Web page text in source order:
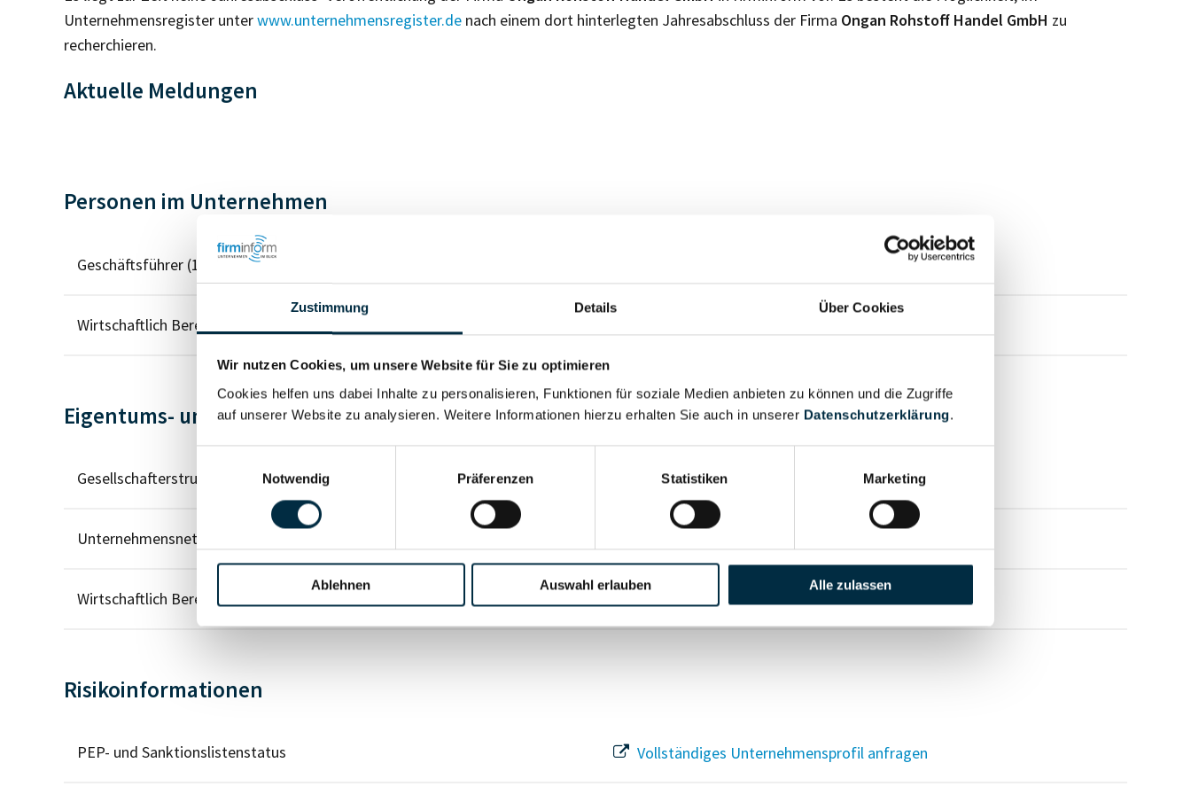
Zustimmung Details Über Cookies
Wir nutzen Cookies, um unsere Website für Sie zu optimieren
Cookies helfen uns dabei Inhalte zu personalisieren, Funktionen für soziale Medien anbieten zu können und die Zugriffe
auf unserer Website zu analysieren. Weitere Informationen hierzu erhalten Sie auch in unserer Datenschutzerklärung.
Notwendig
Präferenzen Statistiken Marketing
Ablehnen Auswahl erlauben Alle zulassen
Unternehmensregister unterwww.unternehmensregister.de nach einem dort hinterlegten Jahresabschluss der Firma Ongan Rohstoff Handel GmbH zu
recherchieren.
Aktuelle Meldungen
Personen im Unternehmen
Geschäftsführer (1)
Wirtschaftlich Berechtigter
Eigentums- und Kontrollstruktur
Gesellschafterstruktur Vollständiges Unternehmensprofil anfragen
Unternehmensnetzwerk
Wirtschaftlich Berechtigten Pfad Vollständiges Unternehmensprofil anfragen
Risikoinformationen
PEP- und Sanktionslistenstatus Vollständiges Unternehmensprofil anfragen